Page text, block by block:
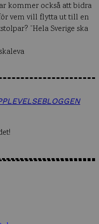
kommer också att bidra
vem vill flytta ut till en
”Hela Sverige ska